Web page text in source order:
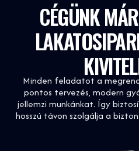
CÉGÜNK
Minden feladatot a
pontos tervezés, modern
jellemzi munkánkat. Így
hosszú távon szolgálja a